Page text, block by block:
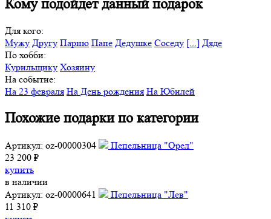
Кому подойдет данный подарок
Для кого:
Мужу Другу Парню Папе Дедушке Соседу [...] Дяде
По хобби:
Курильщику Хозяину
На событие:
На 23 февраля На День рождения На Юбилей
Похожие подарки по категории
Артикул: oz-00000304
Пепельница "Орел"
23 200 ₽
купить
в наличии
Артикул: oz-00000641
Пепельница "Лев"
11 310 ₽